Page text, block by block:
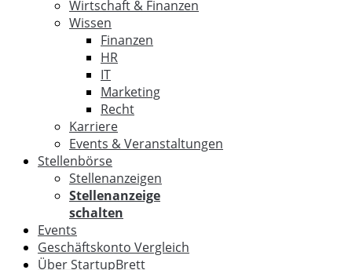
Wirtschaft & Finanzen
Wissen
Finanzen
HR
IT
Marketing
Recht
Karriere
Events & Veranstaltungen
Stellenbörse
Stellenanzeigen
Stellenanzeige
schalten
Events
Geschäftskonto Vergleich
Über StartupBrett